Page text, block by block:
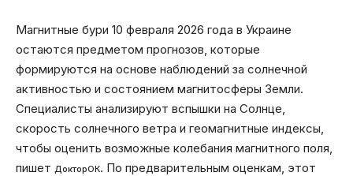
Магнитные бури 10 февраля 2026 года в Украине
остаются предметом прогнозов, которые
формируются на основе наблюдений за солнечной
активностью и состоянием магнитосферы Земли.
Специалисты анализируют вспышки на Солнце,
скорость солнечного ветра и геомагнитные индексы,
чтобы оценить возможные колебания магнитного поля,
пишет ДокторОК. По предварительным оценкам, этот